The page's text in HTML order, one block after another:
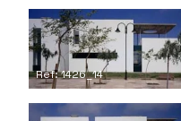
Ref: 1426_14